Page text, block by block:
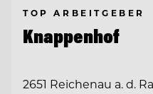
TOP ARBEITGEBER
Knappenhof
2651 Reichenau a. d.